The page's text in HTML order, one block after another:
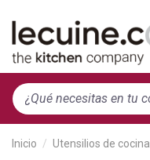
Inicio Utensilios de cocina